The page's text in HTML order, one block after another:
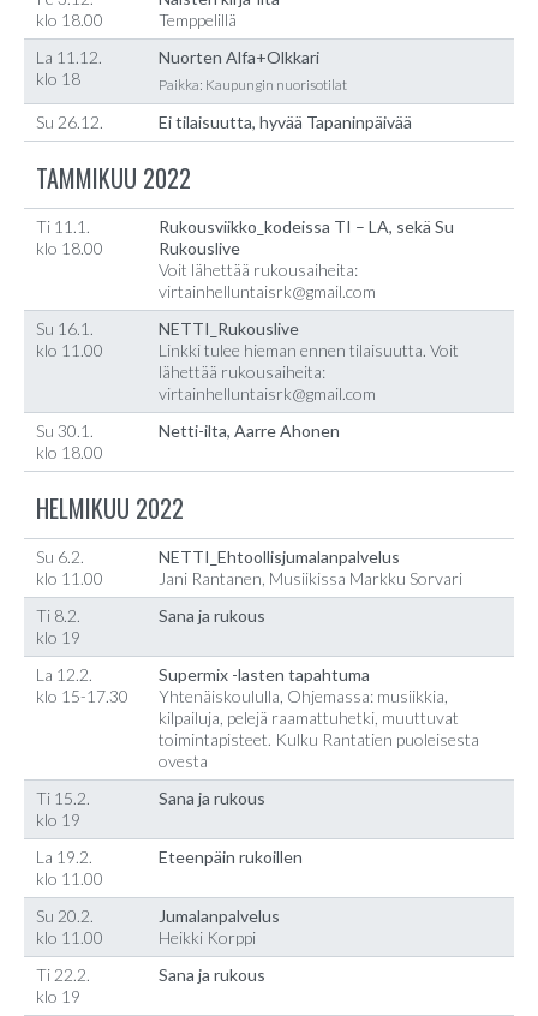
klo 18.00
Temppelillä
La 11.12.
klo 18
Nuorten Alfa+Olkkari
Paikka: Kaupungin nuorisotilat
Su 26.12. Ei tilaisuutta, hyvää Tapaninpäivää
TAMMIKUU 2022
Ti 11.1.
klo 18.00
Rukousviikko_kodeissa TI – LA, sekä Su
Rukouslive
Voit lähettää rukousaiheita:
virtainhelluntaisrk@gmail.com
Su 16.1.
klo 11.00
NETTI_Rukouslive
Linkki tulee hieman ennen tilaisuutta. Voit
lähettää rukousaiheita:
virtainhelluntaisrk@gmail.com
Su 30.1.
klo 18.00
Netti-ilta, Aarre Ahonen
HELMIKUU 2022
Su 6.2.
klo 11.00
NETTI_Ehtoollisjumalanpalvelus
Jani Rantanen, Musiikissa Markku Sorvari
Ti 8.2.
klo 19
Sana ja rukous
La 12.2.
klo 15-17.30
Supermix -lasten tapahtuma
Yhtenäiskoululla, Ohjemassa: musiikkia,
kilpailuja, pelejä raamattuhetki, muuttuvat
toimintapisteet. Kulku Rantatien puoleisesta
ovesta
Ti 15.2.
klo 19
Sana ja rukous
La 19.2.
klo 11.00
Eteenpäin rukoillen
Su 20.2.
klo 11.00
Jumalanpalvelus
Heikki Korppi
Ti 22.2.
klo 19
Sana ja rukous